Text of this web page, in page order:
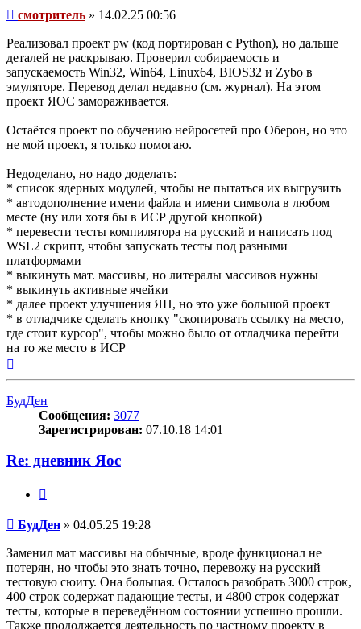
	б.Метод();   (* печатает "метод члена 2" *)
кон Дей;
нач
	нов(МетаБаза);   (* инициализация метаклассов *)
	нов(МетаЧлен);
	нов(МетаЧлен2);
Сообщение
смотритель » 14.02.25 00:56
Реализовал проект pw (код портирован с Python), но дальше
деталей не раскрываю. Проверил собираемость и
запускаемость Win32, Win64, Linux64, BIOS32 и Zybo в
эмуляторе. Перевод делал недавно (см. журнал). На этом
проект ЯОС замораживается.
Остаётся проект по обучению нейросетей про Оберон, но это
не мой проект, я только помогаю.
Недоделано, но надо доделать:
* список ядерных модулей, чтобы не пытаться их выгрузить
* автодополнение имени файла и имени символа в любом
месте (ну или хотя бы в ИСР другой кнопкой)
* перевести тесты компилятора на русский и написать под
WSL2 скрипт, чтобы запускать тесты под разными
платформами
* выкинуть мат. массивы, но литералы массивов нужны
* выкинуть активные ячейки
* далее проект улучшения ЯП, но это уже большой проект
* в отладчике сделать кнопку "скопировать ссылку на место,
где стоит курсор", чтобы можно было от отладчика перейти
на то же место в ИСР
БудДен
Сообщения: 3077
Зарегистрирован: 07.10.18 14:01
Re: дневник Яос
Сообщение
БудДен » 04.05.25 19:28
Заменил мат массивы на обычные, вроде функционал не
потерян, но чтобы это знать точно, перевожу на русский
тестовую сюиту. Она большая. Осталось разобрать 3000 строк,
400 строк содержат падающие тесты, и 4800 строк содержат
тесты, которые в переведённом состоянии успешно прошли.
Также продолжается деятельность по частному проекту в